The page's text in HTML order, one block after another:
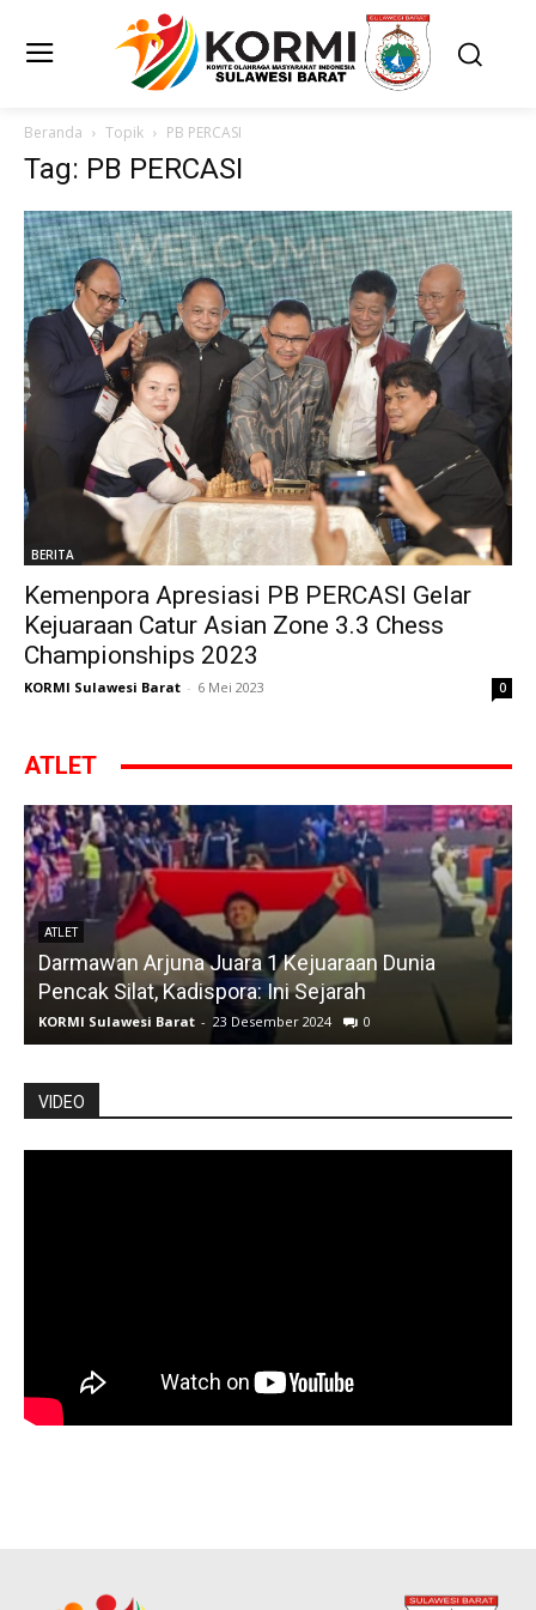
Beranda Topik PB PERCASI
Tag: PB PERCASI
BERITA
Kemenpora Apresiasi PB PERCASI Gelar
Kejuaraan Catur Asian Zone 3.3 Chess
Championships 2023
KORMI Sulawesi Barat - 6 Mei 2023 0
ATLET
ATLET
Darmawan Arjuna Juara 1 Kejuaraan Dunia
Pencak Silat, Kadispora: Ini Sejarah
KORMI Sulawesi Barat - 23 Desember 2024 0
VIDEO